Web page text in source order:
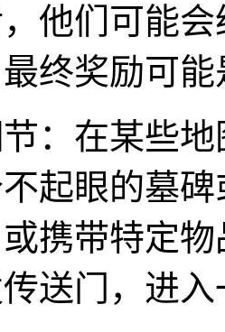
他们可能
终奖励可
：在某些
起眼的墓
携带特定
送门，进